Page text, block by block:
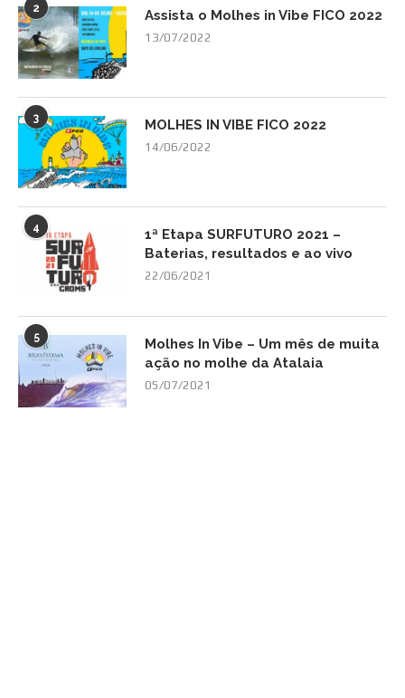
2 Assista o Molhes in Vibe FICO 2022
13/07/2022
3 MOLHES IN VIBE FICO 2022
14/06/2022
4
1ª Etapa SURFUTURO 2021 –
Baterias, resultados e ao vivo
22/06/2021
5
Molhes In Vibe – Um mês de muita
ação no molhe da Atalaia
05/07/2021